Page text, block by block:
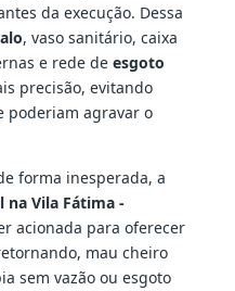
da execução. Dessa
, vaso sanitário, caixa
e rede de esgoto
precisão, evitando
poderiam agravar o
forma inesperada, a
Vila Fátima -
acionada para oferecer
mau cheiro
sem vazão ou esgoto